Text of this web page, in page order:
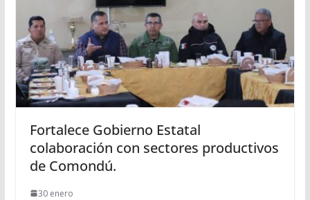
Fortalece Gobierno Estatal
colaboración con sectores productivos
de Comondú.
30 enero